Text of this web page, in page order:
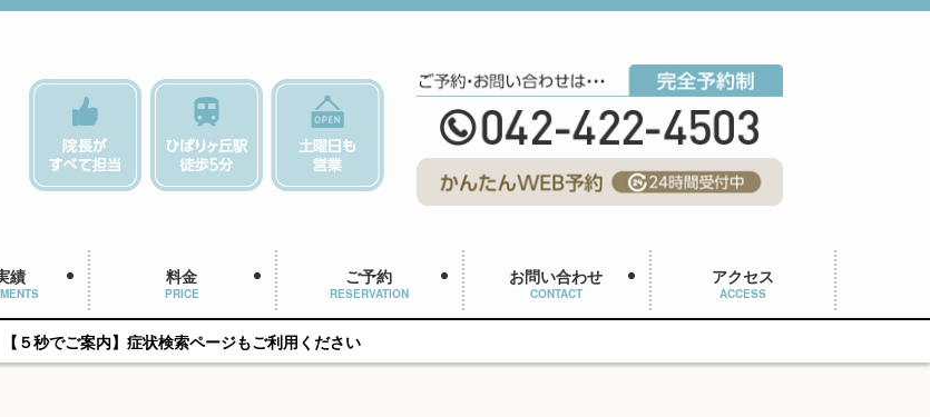
績 料金
PRICE
ご予約
RESERVATION
お問い合わせ
CONTACT
アクセス
ACCESS
【５秒でご案内】症状検索ページもご利用ください